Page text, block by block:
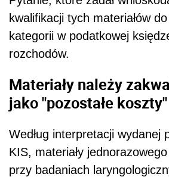
kwalifikacji tych materiałów
kategorii w podatkowej
rozchodów.
Materiały należy
jako "pozostałe koszty"
Według interpretacji wydanej
KIS, materiały
przy badaniach